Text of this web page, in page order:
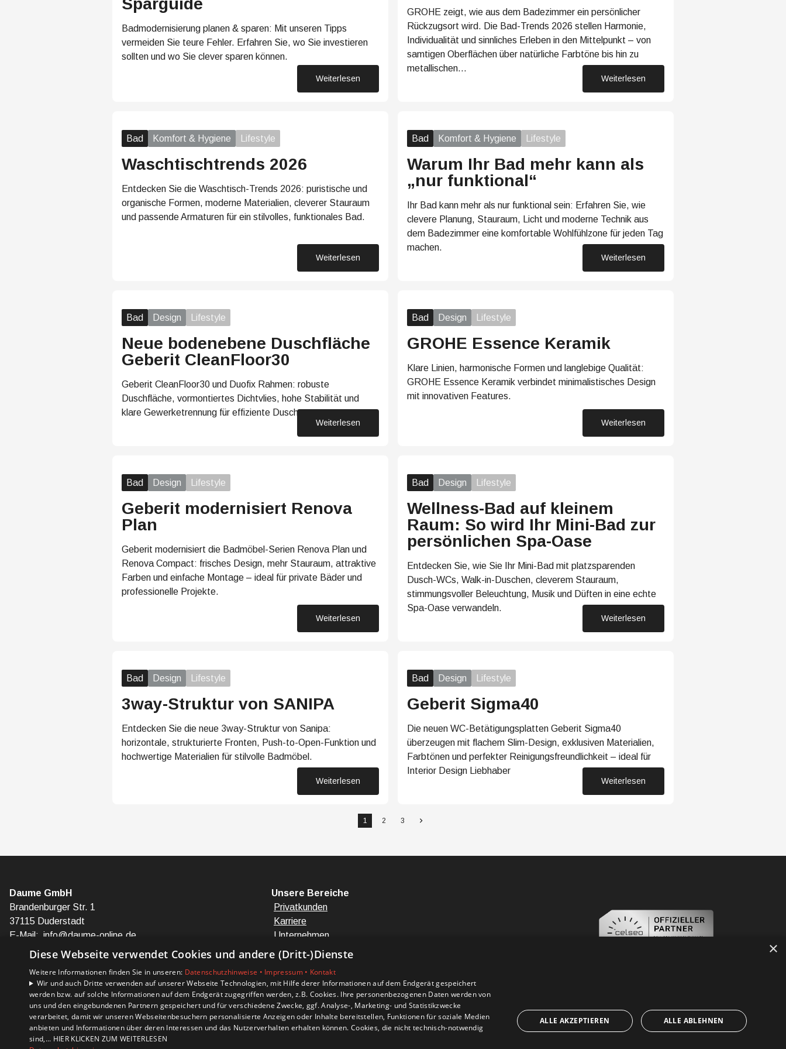
Sparguide
Badmodernisierung planen & sparen: Mit unseren Tipps
vermeiden Sie teure Fehler. Erfahren Sie, wo Sie investieren
sollten und wo Sie clever sparen können.
18. Mai 2026
Weiterlesen
GROHE zeigt, wie aus dem Badezimmer ein persönlicher
Rückzugsort wird. Die Bad-Trends 2026 stellen Harmonie,
Individualität und sinnliches Erleben in den Mittelpunkt – von
samtigen Oberflächen über natürliche Farbtöne bis hin zu
metallischen…
Weiterlesen
Bad Komfort & Hygiene Lifestyle
Waschtischtrends 2026
Entdecken Sie die Waschtisch-Trends 2026: puristische und
organische Formen, moderne Materialien, cleverer Stauraum
und passende Armaturen für ein stilvolles, funktionales Bad.
Weiterlesen
Bad Komfort & Hygiene Lifestyle
Warum Ihr Bad mehr kann als
„nur funktional“
Ihr Bad kann mehr als nur funktional sein: Erfahren Sie, wie
clevere Planung, Stauraum, Licht und moderne Technik aus
dem Badezimmer eine komfortable Wohlfühlzone für jeden Tag
machen.
Weiterlesen
Bad Design Lifestyle
Neue bodenebene Duschfläche
Geberit CleanFloor30
Geberit CleanFloor30 und Duofix Rahmen: robuste
Duschfläche, vormontiertes Dichtvlies, hohe Stabilität und
klare Gewerketrennung für effiziente Duschmontage.
Weiterlesen
Bad Design Lifestyle
GROHE Essence Keramik
Klare Linien, harmonische Formen und langlebige Qualität:
GROHE Essence Keramik verbindet minimalistisches Design
mit innovativen Features.
25. Februar 2026
Weiterlesen
Bad Design Lifestyle
Geberit modernisiert Renova
Plan
Geberit modernisiert die Badmöbel-Serien Renova Plan und
Renova Compact: frisches Design, mehr Stauraum, attraktive
Farben und einfache Montage – ideal für private Bäder und
professionelle Projekte.
27. Januar 2026
Weiterlesen
Bad Design Lifestyle
Wellness-Bad auf kleinem
Raum: So wird Ihr Mini-Bad zur
persönlichen Spa-Oase
Entdecken Sie, wie Sie Ihr Mini-Bad mit platzsparenden
Dusch-WCs, Walk-in-Duschen, cleverem Stauraum,
stimmungsvoller Beleuchtung, Musik und Düften in eine echte
Spa-Oase verwandeln.
Weiterlesen
Bad Design Lifestyle
3way-Struktur von SANIPA
Entdecken Sie die neue 3way-Struktur von Sanipa:
horizontale, strukturierte Fronten, Push-to-Open-Funktion und
hochwertige Materialien für stilvolle Badmöbel.
15. Dezember 2025
Weiterlesen
Bad Design Lifestyle
Geberit Sigma40
Die neuen WC-Betätigungsplatten Geberit Sigma40
überzeugen mit flachem Slim-Design, exklusiven Materialien,
Farbtönen und perfekter Reinigungsfreundlichkeit – ideal für
Interior Design Liebhaber
Weiterlesen
1 2 3
Daume GmbH
Brandenburger Str. 1
37115 Duderstadt
E-Mail: info@daume-online.de
Tel.: +49 5527 98 02-0
Impressum
Datenschutzerklärung
Barrierefreiheitserklärung
Unsere Bereiche
Privatkunden
Karriere
Unternehmen
Kontakt
×
Diese Webseite verwendet Cookies und andere (Dritt-)Dienste
Weitere Informationen finden Sie in unseren: Datenschutzhinweise • Impressum • Kontakt
Wir und auch Dritte verwenden auf unserer Webseite Technologien, mit Hilfe derer Informationen auf dem Endgerät gespeichert
werden bzw. auf solche Informationen auf dem Endgerät zugegriffen werden, z.B. Cookies. Ihre personenbezogenen Daten werden von
uns und den eingebundenen Partnern gespeichert und für verschiedene Zwecke, ggf. Analyse-, Marketing- und Statistikzwecke
verarbeitet, damit wir unseren Webseitenbesuchern personalisierte Anzeigen oder Inhalte bereitstellen, Funktionen für soziale Medien
anbieten und Informationen über deren Interessen und das Nutzerverhalten erhalten können. Cookies, die nicht technisch-notwendig
sind,... HIER KLICKEN ZUM WEITERLESEN
ALLE AKZEPTIEREN ALLE ABLEHNEN